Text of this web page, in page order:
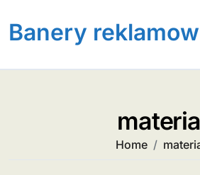
content
Banery
materia
Home